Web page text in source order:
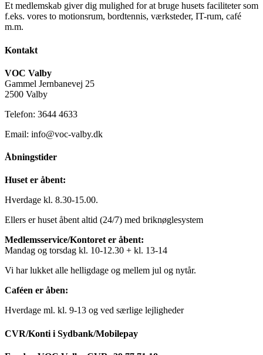
Et medlemskab giver dig mulighed for at bruge husets faciliteter som
f.eks. vores to motionsrum, bordtennis, værksteder, IT-rum, café
m.m.
Kontakt
VOC Valby
Gammel Jernbanevej 25
2500 Valby
Telefon: 3644 4633
Email: info@voc-valby.dk
Åbningstider
Huset er åbent:
Hverdage kl. 8.30-15.00.
Ellers er huset åbent altid (24/7) med briknøglesystem
Medlemsservice/Kontoret er åbent:
Mandag og torsdag kl. 10-12.30 + kl. 13-14
Vi har lukket alle helligdage og mellem jul og nytår.
Caféen er åben:
Hverdage ml. kl. 9-13 og ved særlige lejligheder
CVR/Konti i Sydbank/Mobilepay